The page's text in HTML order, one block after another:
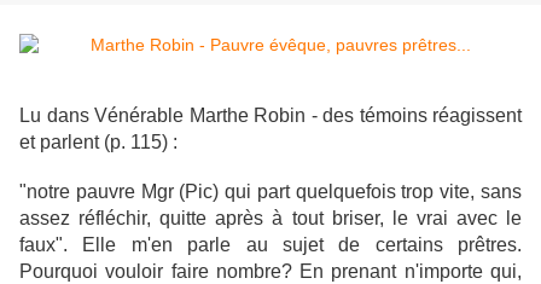
Lu dans Vénérable Marthe Robin - des témoins réagissent
et parlent (p. 115) :
"notre pauvre Mgr (Pic) qui part quelquefois trop vite, sans
assez réfléchir, quitte après à tout briser, le vrai avec le
faux". Elle m'en parle au sujet de certains prêtres.
Pourquoi vouloir faire nombre? En prenant n'importe qui,